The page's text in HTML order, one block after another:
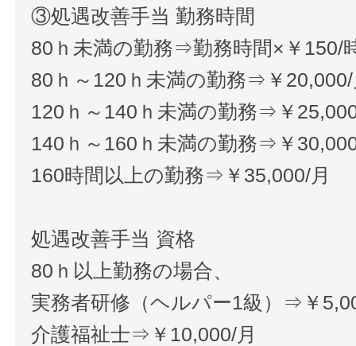
③処遇改善手当 勤務時間
80ｈ未満の勤務⇒勤務時間×￥150/
80ｈ～120ｈ未満の勤務⇒￥
120ｈ～140ｈ未満の勤務⇒￥
140ｈ～160ｈ未満の勤務⇒￥
160時間以上の勤務⇒￥35,000/月
処遇改善手当 資格
80ｈ以上勤務の場合、
実務者研修（ヘルパー1級）⇒￥
介護福祉士⇒￥10,000/月